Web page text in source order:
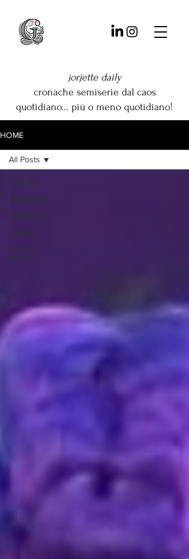
jorjette daily
cronache semiserie dal caos
quotidiano... più o meno quotidiano!
HOME
All Posts
#MyMantra
#MyWorld
#MyLife
Ricette
Politiche
All Posts